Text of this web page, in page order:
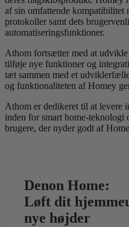
af sin omfattende kompatibilitet
protokoller samt dets
automatiseringsfunktioner.
Athom fortsætter med at
tilføje nye funktioner og
tæt sammen med et
og funktionaliteten af Homey
Athom er dedikeret til at levere
inden for smart home-teknologi
brugere, der nyder godt af
Denon Home:
Løft dit
nye højder